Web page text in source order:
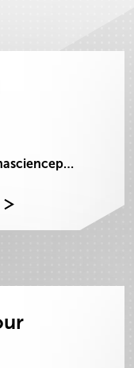
jorgen.bond@dalarnasciencepark.se